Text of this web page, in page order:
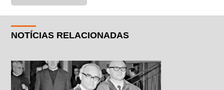
NOTÍCIAS RELACIONADAS